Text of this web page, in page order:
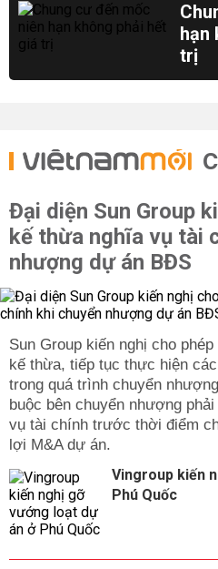
hạn
trị
Đại diện Sun Group
kế thừa nghĩa vụ tài
nhượng dự án BĐS
Sun Group kiến nghị cho
kế thừa, tiếp tục thực hiện
trong quá trình chuyển
buộc bên chuyển nhượng
vụ tài chính trước thời điểm
lợi M&A dự án.
Vingroup kiến
Phú Quốc